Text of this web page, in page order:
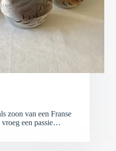
zoon van een Franse
vroeg een passie…